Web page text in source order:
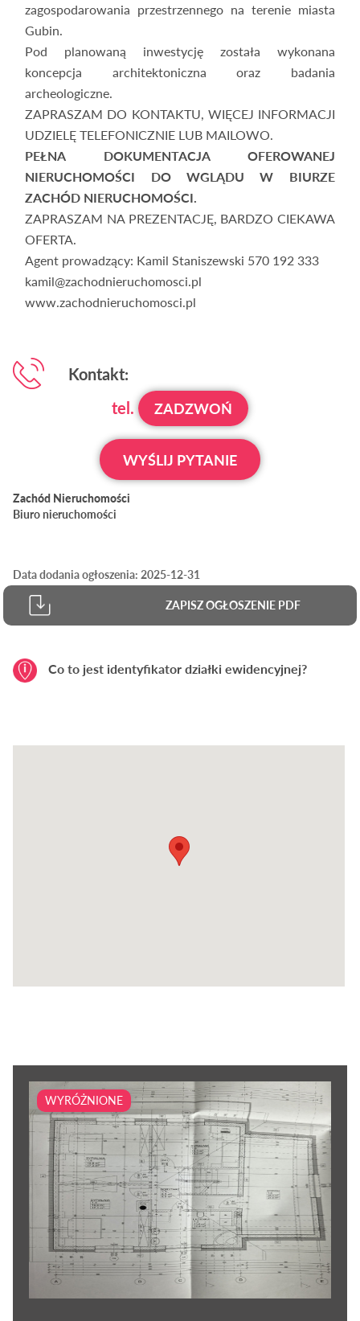
Co to jest identyfikator działki ewidencyjnej?
zagospodarowania przestrzennego na terenie miasta
Gubin.
Pod planowaną inwestycję została wykonana
koncepcja architektoniczna oraz badania
archeologiczne.
ZAPRASZAM DO KONTAKTU, WIĘCEJ INFORMACJI
UDZIELĘ TELEFONICZNIE LUB MAILOWO.
PEŁNA DOKUMENTACJA OFEROWANEJ
NIERUCHOMOŚCI DO WGLĄDU W BIURZE
ZACHÓD NIERUCHOMOŚCI.
ZAPRASZAM NA PREZENTACJĘ, BARDZO CIEKAWA
OFERTA.
Agent prowadzący: Kamil Staniszewski 570 192 333
kamil@zachodnieruchomosci.pl
www.zachodnieruchomosci.pl
Kontakt:
tel.
ZADZWOŃ
WYŚLIJ PYTANIE
Zachód Nieruchomości
Biuro nieruchomości
Data dodania ogłoszenia: 2025-12-31
ZAPISZ OGŁOSZENIE PDF
WYRÓŻNIONE